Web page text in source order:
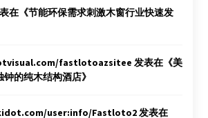
在《节能环保需求刺激木窗行业快速发
fastlotoazsitee 发表在《美
钟的纯木结构酒店》
user:info/Fastloto2发表在